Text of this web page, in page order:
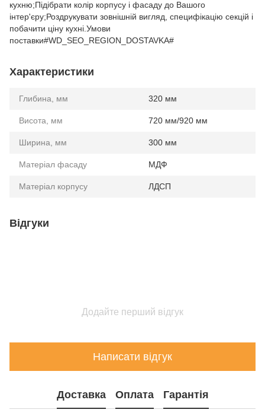
кухню;Підібрати колір корпусу і фасаду до Вашого
інтер'єру;Роздрукувати зовнішній вигляд, специфікацію секцій і
побачити ціну кухні.Умови
поставки#WD_SEO_REGION_DOSTAVKA#
Характеристики
Глибина, мм 320 мм
Висота, мм 720 мм/920 мм
Ширина, мм 300 мм
Матеріал фасаду МДФ
Матеріал корпусу ЛДСП
Відгуки
Додайте перший відгук
Написати відгук
Доставка Оплата Гарантія